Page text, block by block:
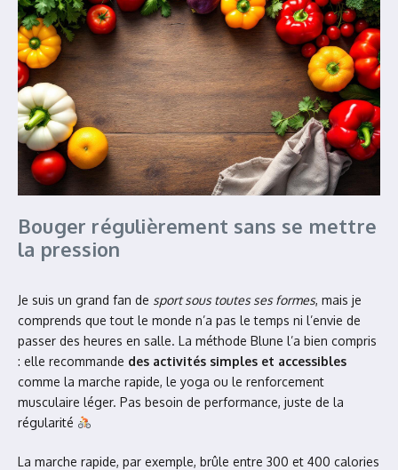
Bouger régulièrement sans se mettre
la pression
Je suis un grand fan de sport sous toutes ses formes, mais je
comprends que tout le monde n’a pas le temps ni l’envie de
passer des heures en salle. La méthode Blune l’a bien compris
: elle recommande des activités simples et accessibles
comme la marche rapide, le yoga ou le renforcement
musculaire léger. Pas besoin de performance, juste de la
régularité
La marche rapide, par exemple, brûle entre 300 et 400 calories